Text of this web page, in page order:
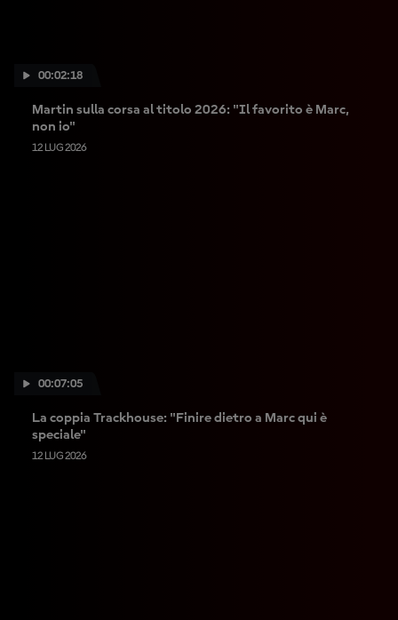
00:02:18
Martin sulla corsa al titolo 2026: "Il favorito è Marc,
non io"
12 LUG 2026
00:07:05
La coppia Trackhouse: "Finire dietro a Marc qui è
speciale"
12 LUG 2026